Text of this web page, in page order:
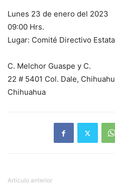
Lunes 23 de enero del 2023
09:00 Hrs.
Lugar: Comité Directivo
C. Melchor Guaspe y C.
22 # 5401 Col. Dale,
Chihuahua
Artículo anterior